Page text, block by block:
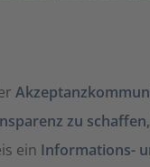
zu
ein Informations-